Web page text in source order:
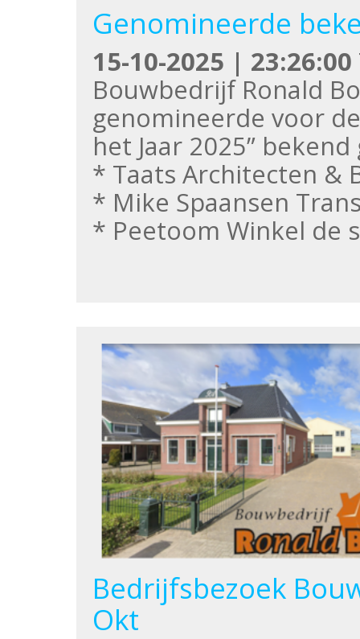
Genomineerde
15-10-2025 | 23:26:00
Bouwbedrijf Ronald
genomineerde voor
het Jaar 2025”
* Taats Architecten &
* Mike Spaansen
* Peetoom Winkel de
Bedrijfsbezoek
Okt